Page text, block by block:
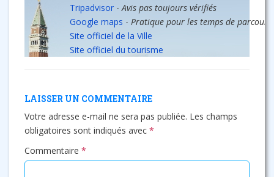
Tripadvisor- Avis pas toujours vérifiés
Google maps - Pratique pour les temps de parcours
Site officiel de la Ville
Site officiel du tourisme
LAISSER UN COMMENTAIRE
Votre adresse e-mail ne sera pas publiée. Les champs
obligatoires sont indiqués avec *
Commentaire *